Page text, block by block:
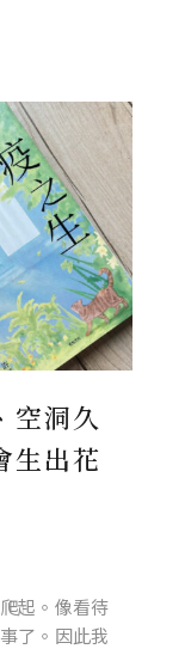
空洞久
生出花
起。像看待
了。因此我